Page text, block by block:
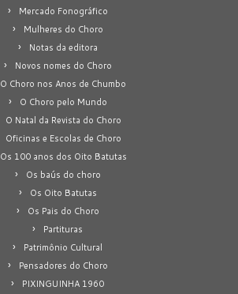
Mercado Fonográfico
Mulheres do Choro
Notas da editora
Novos nomes do Choro
O Choro nos Anos de Chumbo
O Choro pelo Mundo
O Natal da Revista do Choro
Oficinas e Escolas de Choro
Os 100 anos dos Oito Batutas
Os baús do choro
Os Oito Batutas
Os Pais do Choro
Partituras
Patrimônio Cultural
Pensadores do Choro
PIXINGUINHA 1960